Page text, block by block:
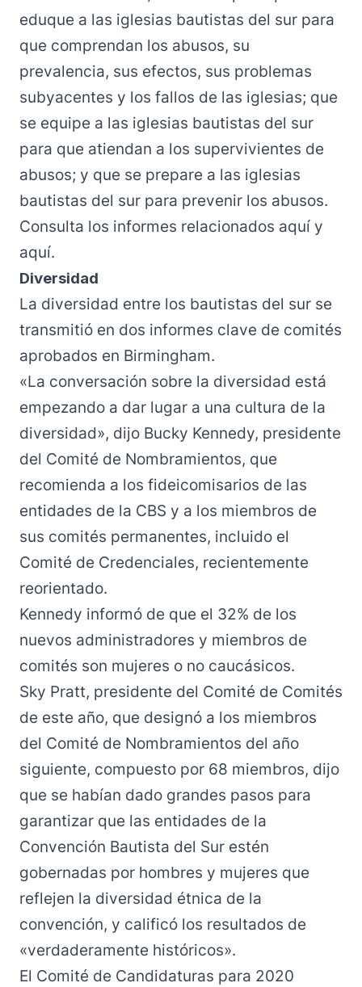
eduque a las iglesias bautistas del sur para
que comprendan los abusos, su
prevalencia, sus efectos, sus problemas
subyacentes y los fallos de las iglesias; que
se equipe a las iglesias bautistas del sur
para que atiendan a los supervivientes de
abusos; y que se prepare a las iglesias
bautistas del sur para prevenir los abusos.
Consulta los informes relacionados aquí y
aquí.
Diversidad
La diversidad entre los bautistas del sur se
transmitió en dos informes clave de comités
aprobados en Birmingham.
«La conversación sobre la diversidad está
empezando a dar lugar a una cultura de la
diversidad», dijo Bucky Kennedy, presidente
del Comité de Nombramientos, que
recomienda a los fideicomisarios de las
entidades de la CBS y a los miembros de
sus comités permanentes, incluido el
Comité de Credenciales, recientemente
reorientado.
Kennedy informó de que el 32% de los
nuevos administradores y miembros de
comités son mujeres o no caucásicos.
Sky Pratt, presidente del Comité de Comités
de este año, que designó a los miembros
del Comité de Nombramientos del año
siguiente, compuesto por 68 miembros, dijo
que se habían dado grandes pasos para
garantizar que las entidades de la
Convención Bautista del Sur estén
gobernadas por hombres y mujeres que
reflejen la diversidad étnica de la
convención, y calificó los resultados de
«verdaderamente históricos».
El Comité de Candidaturas para 2020